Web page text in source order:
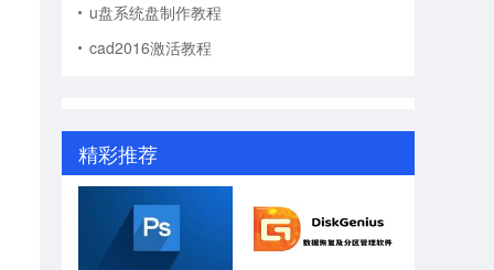
u盘系统盘制作教程
cad2016激活教程
精彩推荐